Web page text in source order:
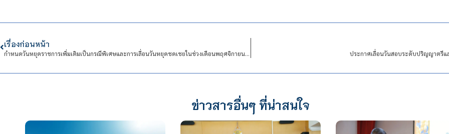
เรื่องก่อนหน้า
กำหนดวันหยุดราชการเพิ่มเติมเป็นกรณีพิเศษและการเลื่อนวันหยุดชดเชยในช่วงเดือนพฤศจิกายนและเดือนธันวาคม 2563 ประกาศเลื่อนวันสอบระดับปริญญาตรีแ
ข่าวสารอื่นๆ ที่น่าสนใจ